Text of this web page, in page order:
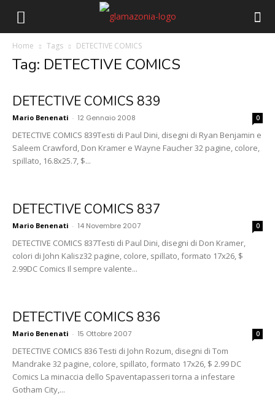
Home Tags DETECTIVE COMICS
Tag: DETECTIVE COMICS
DETECTIVE COMICS 839
Mario Benenati - 12 Gennaio 2008 0
DETECTIVE COMICS 839Testi di Paul Dini, disegni di Ryan Benjamin e
Saleem Crawford, Don Kramer e Wayne Faucher 32 pagine, colore,
spillato, 16.8x25.7, $...
DETECTIVE COMICS 837
Mario Benenati - 14 Novembre 2007 0
DETECTIVE COMICS 837Testi di Paul Dini, disegni di Don Kramer,
colori di John Kalisz32 pagine, colore, spillato, formato 17x26, $
2.99DC Comics Il sempre valente...
DETECTIVE COMICS 836
Mario Benenati - 15 Ottobre 2007 0
DETECTIVE COMICS 836 Testi di John Rozum, disegni di Tom
Mandrake 32 pagine, colore, spillato, formato 17x26, $ 2.99 DC
Comics La minaccia dello Spaventapasseri torna a infestare
Gotham City,...